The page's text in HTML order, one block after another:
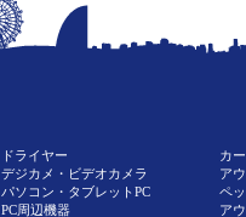
ドライヤー
デジカメ・ビデオカメラ
パソコン・タブレットPC
PC周辺機器
カ
ア
ペ
ア